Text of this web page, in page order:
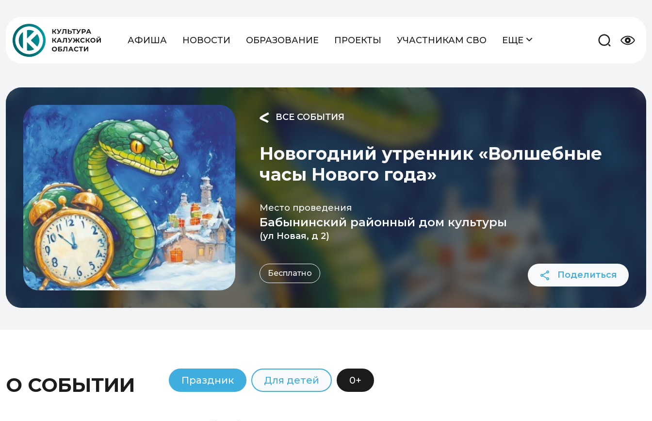
АФИША НОВОСТИ ОБРАЗОВАНИЕ ПРОЕКТЫ УЧАСТНИКАМ СВО ЕЩЕ
ВСЕ СОБЫТИЯ
Новогодний утренник «Волшебные
часы Нового года»
Место проведения
Бабынинский районный дом культуры
(ул Новая, д 2)
Бесплатно Поделиться
О СОБЫТИИ Праздник Для детей 0+